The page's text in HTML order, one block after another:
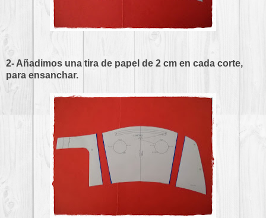
2- Añadimos una tira de papel de 2 cm en cada corte,
para ensanchar.